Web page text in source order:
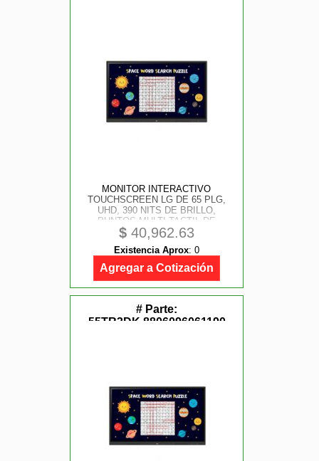
MONITOR INTERACTIVO
TOUCHSCREEN LG DE 65 PLG,
UHD, 390 NITS DE BRILLO,
PUNTOS MULTI-TACTIL DE
ESCRITURA 40; HDMI (3),
ENTRADA RGB/ AUDIO, ENTRADA
RS232C, RJ45, USB 2.0, SISTEMA
ANDROID
$ 40,962.63
Existencia Aprox: 0
Agregar a Cotización
# Parte:
55TR3DK,8806096061190